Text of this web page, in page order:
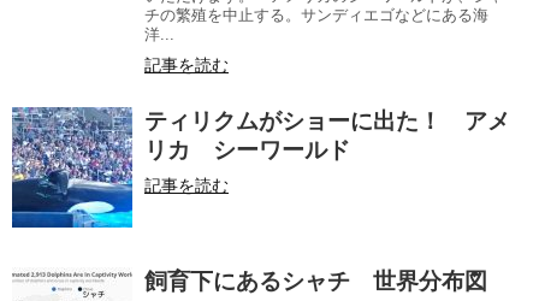
チの繁殖を中止する。サンディエゴなどにある海
洋...
記事を読む
ティリクムがショーに出た！ アメ
リカ シーワールド
記事を読む
飼育下にあるシャチ 世界分布図